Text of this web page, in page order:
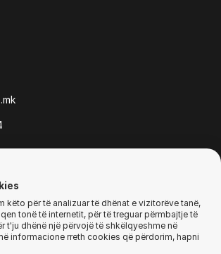
No. 86, Skopje, North Macedonia
këto për të analizuar të dhënat e vizitorëve tanë,
tonë të internetit, për të treguar përmbajtje të
t'ju dhënë një përvojë të shkëlqyeshme në
informacione rreth cookies që përdorim, hapni